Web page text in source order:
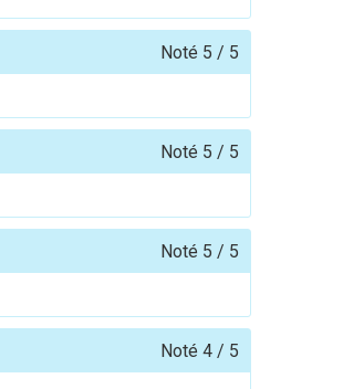
Noté 5 / 5
Noté 5 / 5
Noté 5 / 5
Noté 4 / 5